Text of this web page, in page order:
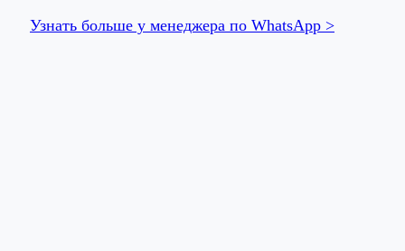
Узнать больше у менеджера по WhatsApp >